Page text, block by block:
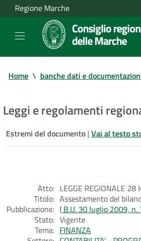
Regione Marche
Consiglio
delle Marche
Home \ banche dati e
Leggi e regolamenti
Estremi del documento | Vai al testo
Atto: LEGGE REGIONALE
Titolo: Assestamento del
Pubblicazione: ( B.U. 30 luglio 2009,
Stato: Vigente
Tema: FINANZA